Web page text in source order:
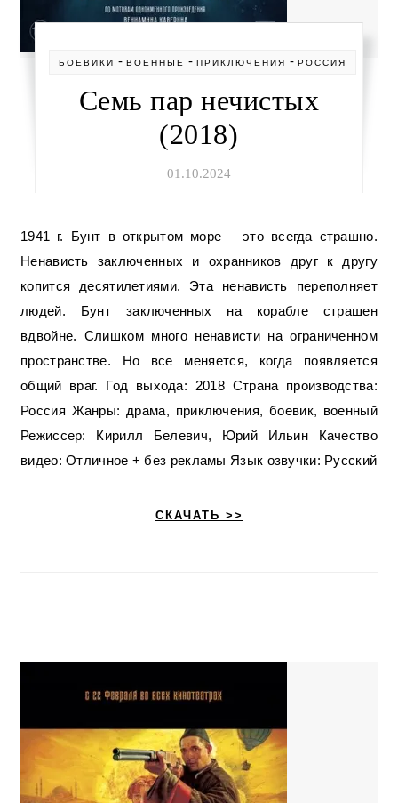
БОЕВИКИ -ВОЕННЫЕ -ПРИКЛЮЧЕНИЯ -РОССИЯ
Семь пар нечистых
(2018)
01.10.2024
1941 г. Бунт в открытом море – это всегда страшно.
Ненависть заключенных и охранников друг к другу
копится десятилетиями. Эта ненависть переполняет
людей. Бунт заключенных на корабле страшен
вдвойне. Слишком много ненависти на ограниченном
пространстве. Но все меняется, когда появляется
общий враг. Год выхода: 2018 Страна производства:
Россия Жанры: драма, приключения, боевик, военный
Режиссер: Кирилл Белевич, Юрий Ильин Качество
видео: Отличное + без рекламы Язык озвучки: Русский
СКАЧАТЬ >>